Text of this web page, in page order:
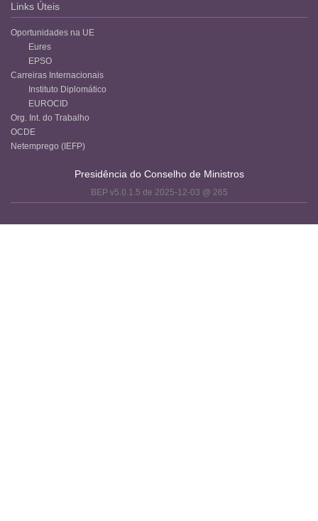
Links Úteis
Oportunidades na UE
Eures
EPSO
Carreiras Internacionais
Instituto Diplomático
EUROCID
Org. Int. do Trabalho
OCDE
Netemprego (IEFP)
Presidência do Conselho de Ministros
BEP v5.0.1.5 de 2025-12-03 @ 265